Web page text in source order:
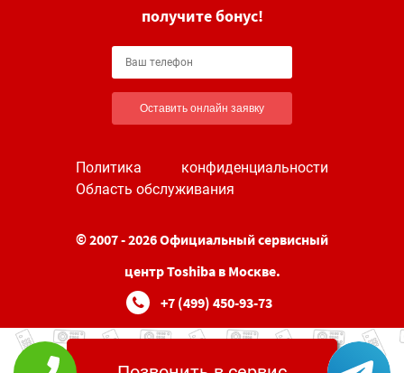
получите бонус!
Оставить онлайн заявку
Политика конфиденциальности
Область обслуживания
© 2007 - 2026 Официальный сервисный
центр Toshiba в Москве.
+7 (499) 450-93-73